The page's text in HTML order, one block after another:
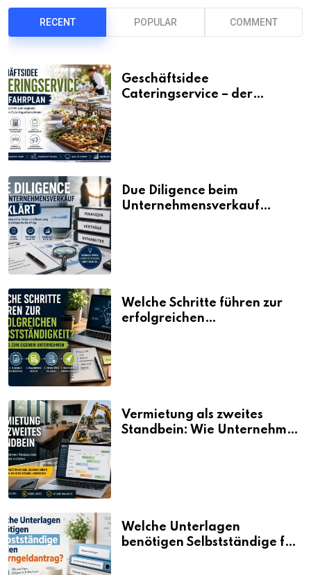
RECENT POPULAR COMMENT
Geschäftsidee
Cateringservice – der
Due Diligence beim
Unternehmensverkauf
Welche Schritte führen zur
erfolgreichen
Vermietung als zweites
Standbein: Wie Unternehmen
Welche Unterlagen
benötigen Selbstständige für